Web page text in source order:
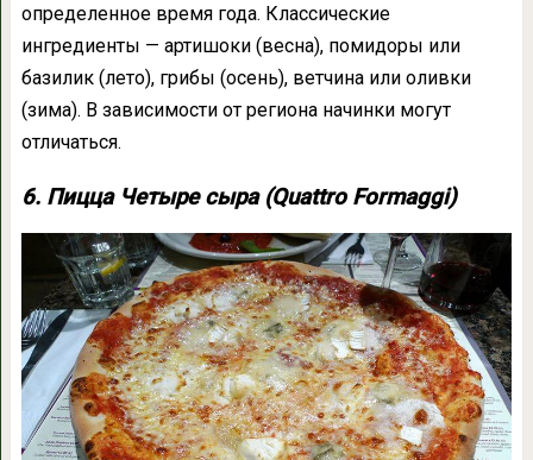
определенное время года. Классические
ингредиенты — артишоки (весна), помидоры или
базилик (лето), грибы (осень), ветчина или оливки
(зима). В зависимости от региона начинки могут
отличаться.
6. Пицца Четыре сыра (Quattro Formaggi)